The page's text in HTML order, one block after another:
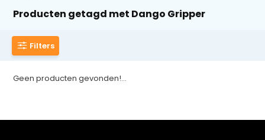
Producten getagd met Dango Gripper
Filters
Geen producten gevonden!...